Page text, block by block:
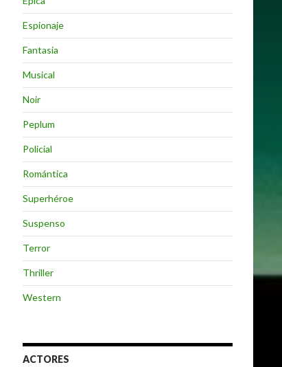
Espionaje
Fantasia
Musical
Noir
Peplum
Policial
Romántica
Superhéroe
Suspenso
Terror
Thriller
Western
ACTORES